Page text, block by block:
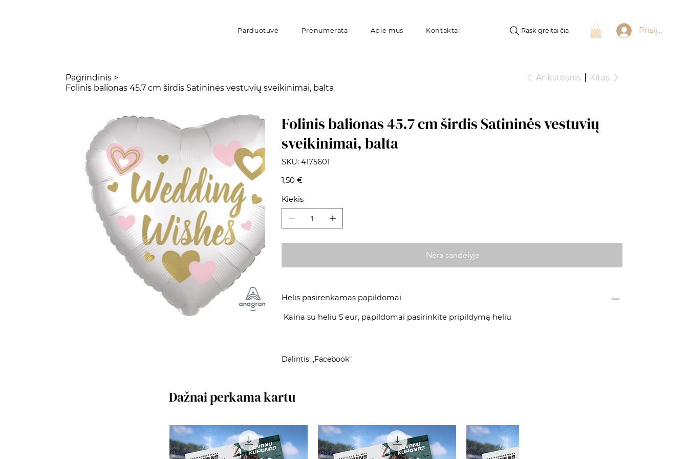
Parduotuvė Prenumerata Apie mus Kontaktai Rask greitai čia Prisijungti
Pagrindinis >
Folinis balionas 45.7 cm širdis Satininės vestuvių sveikinimai, balta
Ankstesnis Kitas
Folinis balionas 45.7 cm širdis Satininės vestuvių
sveikinimai, balta
SKU:
SKU
4175601
4175601
Kaina
1,50 €
Kiekis
Nėra sandėlyje
Helis pasirenkamas papildomai
Kaina su heliu 5 eur, papildomai pasirinkite pripildymą heliu
Dalintis ,,Facebook"
Dažnai perkama kartu